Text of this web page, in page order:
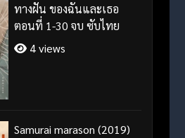
ทางฝัน ของฉันและเธอ
ตอนที่ 1-30 จบ ซับไทย
4 views
Samurai marason (2019)